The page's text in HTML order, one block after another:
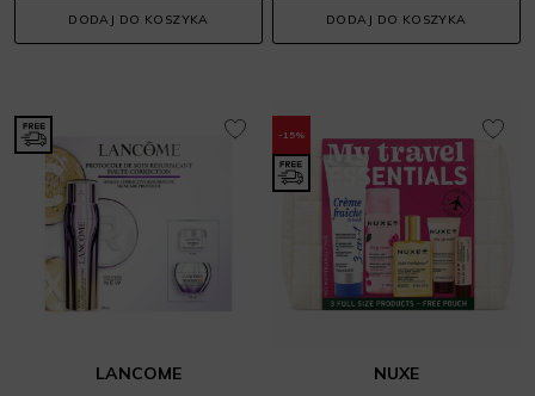
DODAJ DO KOSZYKA DODAJ DO KOSZYKA
LANCOME
-15%
NUXE